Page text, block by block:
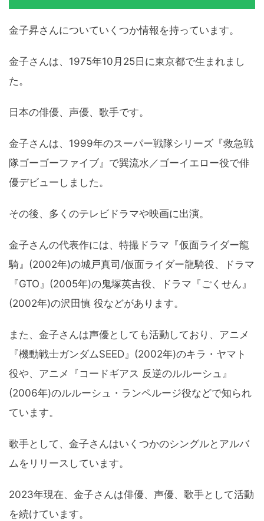
金子昇さんについていくつか情報を持っています。
金子さんは、1975年10月25日に東京都で生まれまし
た。
日本の俳優、声優、歌手です。
金子さんは、1999年のスーパー戦隊シリーズ『救急戦
隊ゴーゴーファイブ』で巽流水／ゴーイエロー役で俳
優デビューしました。
その後、多くのテレビドラマや映画に出演。
金子さんの代表作には、特撮ドラマ『仮面ライダー龍
騎』(2002年)の城戸真司/仮面ライダー龍騎役、ドラマ
『GTO』(2005年)の鬼塚英吉役、ドラマ『ごくせん』
(2002年)の沢田慎 役などがあります。
また、金子さんは声優としても活動しており、アニメ
『機動戦士ガンダムSEED』(2002年)のキラ・ヤマト
役や、アニメ『コードギアス 反逆のルルーシュ』
(2006年)のルルーシュ・ランペルージ役などで知られ
ています。
歌手として、金子さんはいくつかのシングルとアルバ
ムをリリースしています。
2023年現在、金子さんは俳優、声優、歌手として活動
を続けています。